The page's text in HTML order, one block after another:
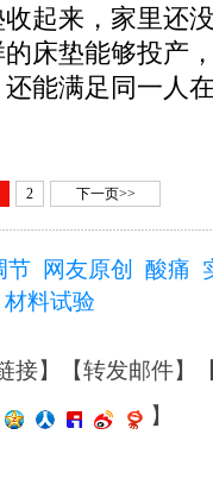
起来，家里还
床垫能够投产
能满足同一人
2 下一页>>
节 网友原创 酸痛
材料试验
接】【转发邮件】
】